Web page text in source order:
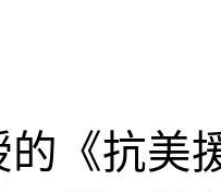
的《抗美